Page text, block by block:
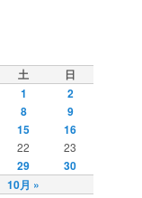
土 日
10月 »
1 2
8
9
15
16
22
23
29 30